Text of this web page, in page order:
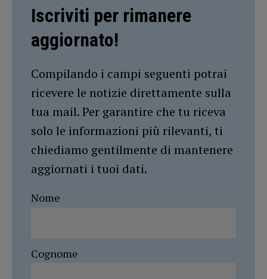
Iscriviti per rimanere
aggiornato!
Compilando i campi seguenti potrai
ricevere le notizie direttamente sulla
tua mail. Per garantire che tu riceva
solo le informazioni più rilevanti, ti
chiediamo gentilmente di mantenere
aggiornati i tuoi dati.
Nome
Cognome